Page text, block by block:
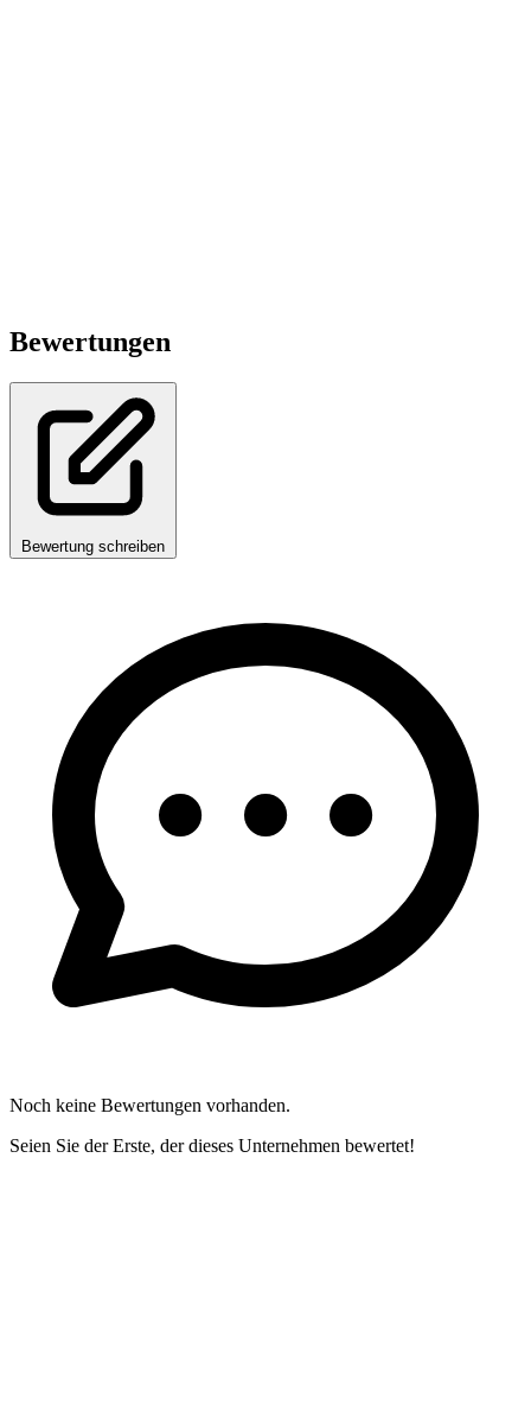
Bewertungen
Bewertung schreiben
Noch keine Bewertungen vorhanden.
Seien Sie der Erste, der dieses Unternehmen bewertet!